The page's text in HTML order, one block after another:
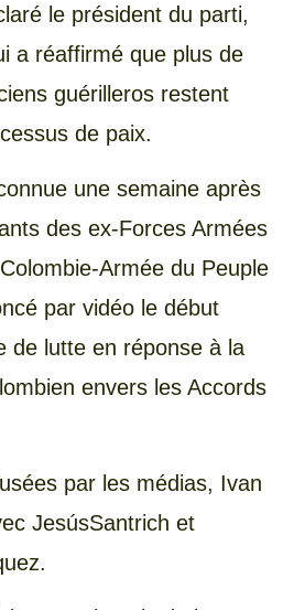
le président du parti,
a réaffirmé que plus de
guérilleros restent
de paix.
une semaine après
des ex-Forces Armées
Armée du Peuple
par vidéo le début
de lutte en réponse à la
envers les Accords
par les médias, Ivan
JesúsSantrich et